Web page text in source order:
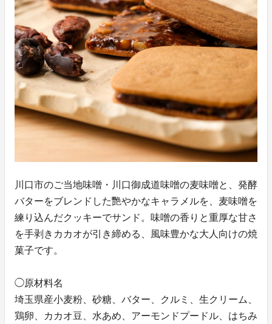
川口市のご当地味噌・川口御成道味噌の麦味噌と、発酵
バターをブレンドした艷やかなキャラメルを、麦味噌を
練り込んだクッキーでサンド。味噌の香りと重厚な甘さ
を手剥きカカオが引き締める、風味豊かな大人向けの焼
菓子です。
◯原材料名
埼玉県産小麦粉、砂糖、バター、クルミ、生クリーム、
鶏卵、カカオ豆、水あめ、アーモンドプードル、はちみ